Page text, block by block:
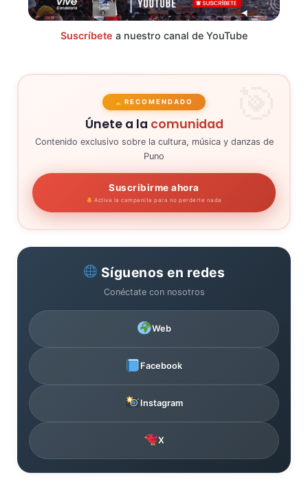
Suscríbete a nuestro canal de YouTube
RECOMENDADO
Únete a la comunidad
Contenido exclusivo sobre la cultura, música y danzas de
Puno
Suscribirme ahora
Activa la campanita para no perderte nada
Síguenos en redes
Conéctate con nosotros
Web
Facebook
Instagram
X